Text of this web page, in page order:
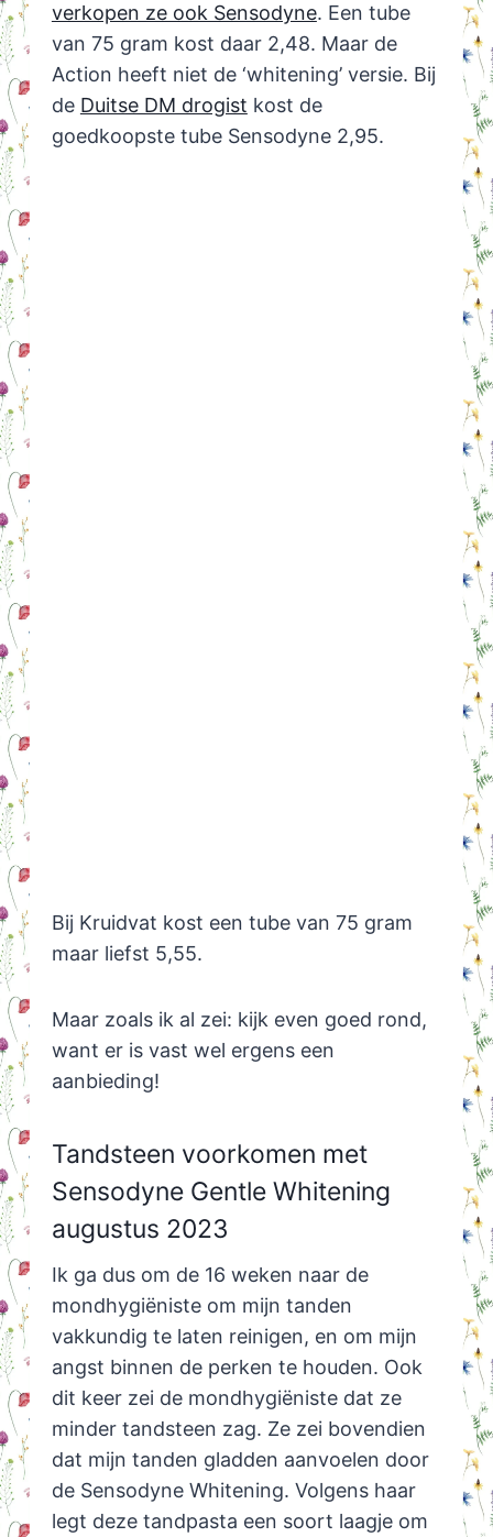
verkopen ze ook Sensodyne. Een tube
van 75 gram kost daar 2,48. Maar de
Action heeft niet de ‘whitening’ versie. Bij
de Duitse DM drogist kost de
goedkoopste tube Sensodyne 2,95.
Bij Kruidvat kost een tube van 75 gram
maar liefst 5,55.
Maar zoals ik al zei: kijk even goed rond,
want er is vast wel ergens een
aanbieding!
Tandsteen voorkomen met
Sensodyne Gentle Whitening
augustus 2023
Ik ga dus om de 16 weken naar de
mondhygiëniste om mijn tanden
vakkundig te laten reinigen, en om mijn
angst binnen de perken te houden. Ook
dit keer zei de mondhygiëniste dat ze
minder tandsteen zag. Ze zei bovendien
dat mijn tanden gladden aanvoelen door
de Sensodyne Whitening. Volgens haar
legt deze tandpasta een soort laagje om